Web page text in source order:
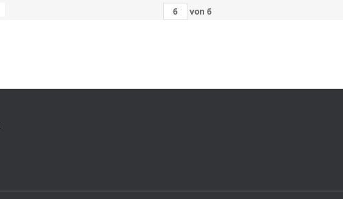
von 6